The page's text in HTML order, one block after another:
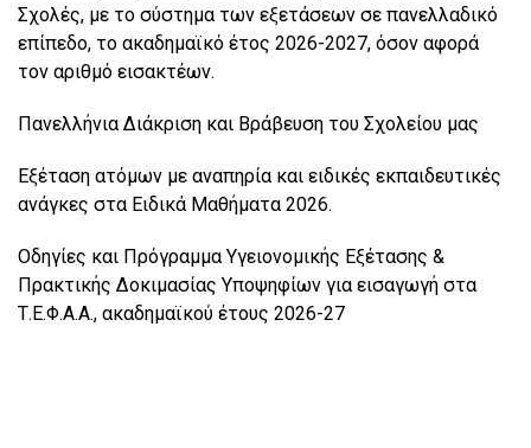
Σχολές, με το σύστημα των εξετάσεων σε πανελλαδικό
επίπεδο, το ακαδημαϊκό έτος 2026-2027, όσον αφορά
τον αριθμό εισακτέων.
Πανελλήνια Διάκριση και Βράβευση του Σχολείου μας
Εξέταση ατόμων με αναπηρία και ειδικές εκπαιδευτικές
ανάγκες στα Ειδικά Μαθήματα 2026.
Οδηγίες και Πρόγραμμα Υγειονομικής Εξέτασης &
Πρακτικής Δοκιμασίας Υποψηφίων για εισαγωγή στα
Τ.Ε.Φ.Α.Α., ακαδημαϊκού έτους 2026-27